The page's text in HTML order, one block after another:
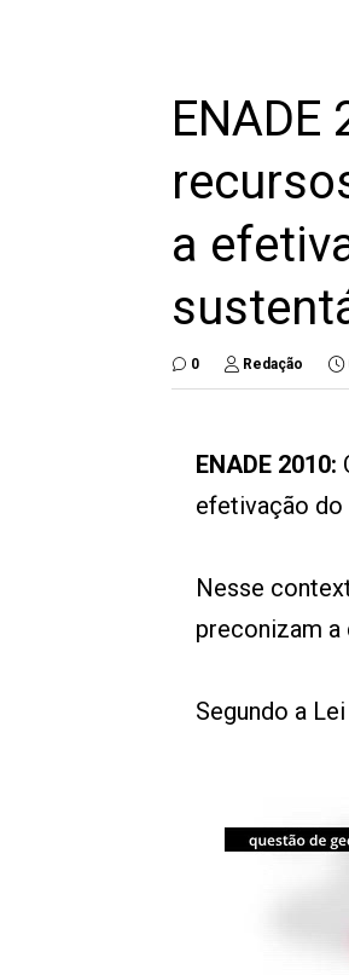
a
0 Redação
ENADE 2010:
efetivação do
Nesse
preconizam a
Segundo a